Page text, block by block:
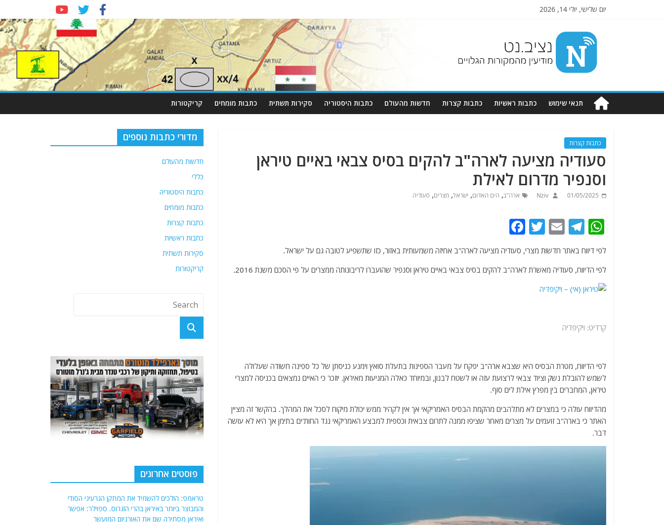
יום שלישי, יולי 14, 2026
Nziv.net
מודיעין
מהמקורות
תנאי שימוש כתבות ראשיות כתבות קצרות חדשות מהעולם כתבות היסטוריה סקירות תשתית כתבות מומחים קריקטורות
כתבות קצרות
סעודיה מציעה לארה"ב להקים בסיס צבאי באיים טיראן
וסנפיר מדרום לאילת
01/05/2025
Nziv ארה"ב, הים האדום, ישראל, מצרים, סעודיה
W
at
s
A
p
T
e
g
ra
E
ai
l
T
itt
er
c
e
לפי דיווח באתר חדשות מצרי, סעודיה מציעה לארה"ב אחיזה משמעותית באזור, כזו שתשפיע לטובה גם על ישראל.
לפי הדיווח, סעודיה מאשרת לארה"ב להקים בסיס צבאי באיים טיראן וסנפיר שהועברו לריבונותה ממצרים על פי הסכם משנת 2016.
קרדיט: ויקיפדיה
לפי הדיווח, מטרת הבסיס היא שצבא ארה"ב יפקח על מעבר הספינות בתעלת סואץ וימנע כניסתן של כל ספינה חשודה שעלולה
לשמש להובלת נשק וציוד צבאי לרצועת עזה או לשטח לבנון, ובמיוחד כאלה המגיעות מאיראן. יוזכר כי האיים נמצאים בכניסה למצרי
טיראן, המחברים בין מפרץ אילת לים סוף.
מהדיווח עולה כי במצרים לא מתלהבים מהקמת הבסיס האמריקאי אך אין לקהיר ממש יכולת מיקוח לסכל את המהלך. בהקשר זה מציין
האתר כי בארה"ב זועמים על מצרים מאחר שציפו ממנה לתרום צבאית וכספית למבצע האמריקאי נגד החות'ים בתימן אך היא לא עושה
דבר.
מדורי כתבות נוספים
חדשות מהעולם
כללי
כתבות היסטוריה
כתבות מומחים
כתבות קצרות
כתבות ראשיות
סקירות תשתית
קריקטורות
פוסטים אחרונים
טראמפ: הולכים להשמיד את המתקן הגרעיני הסודי
והמבוצר ביותר באיראן בהרי הזגרוס. ספוילר: אפשר
ואיראן מסתירה שם את האורניום המועשר